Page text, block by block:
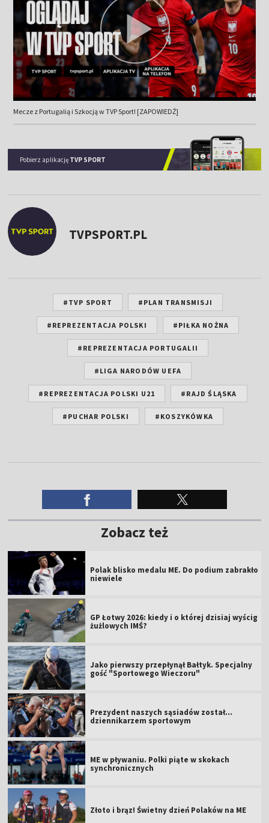
Mecze z Portugalią i Szkocją w TVP Sport! [ZAPOWIEDŹ]
Pobierz aplikację TVP SPORT
TVPSPORT.PL
#TVP SPORT #PLAN TRANSMISJI
#REPREZENTACJA POLSKI #PIŁKA NOŻNA
#REPREZENTACJA PORTUGALII
#LIGA NARODÓW UEFA
#REPREZENTACJA POLSKI U21 #RAJD ŚLĄSKA
#PUCHAR POLSKI #KOSZYKÓWKA
Zobacz też
Polak blisko medalu ME. Do podium zabrakło
niewiele
GP Łotwy 2026: kiedy i o której dzisiaj wyścig
żużlowych IMŚ?
Jako pierwszy przepłynął Bałtyk. Specjalny
gość "Sportowego Wieczoru"
Prezydent naszych sąsiadów został...
dziennikarzem sportowym
ME w pływaniu. Polki piąte w skokach
synchronicznych
Złoto i brąz! Świetny dzień Polaków na ME